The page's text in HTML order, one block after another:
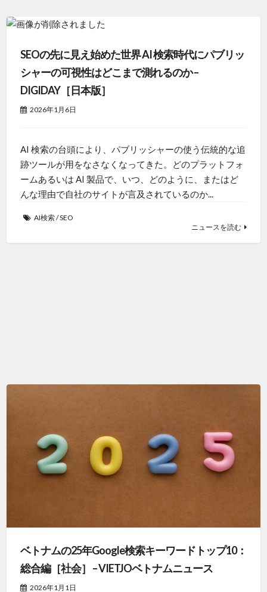
SEOの先に見え始めた世界 AI 検索時代にパブリッ
シャーの可視性はどこまで測れるのか –
DIGIDAY［日本版］
2026年1月6日
AI 検索の台頭により、パブリッシャーの使う伝統的な追
跡ツールが用をなさなくなってきた。どのプラットフォ
ームあるいは AI 製品で、いつ、どのように、またはど
んな理由で自社のサイトが言及されているのか...
AI検索/SEO
ニュースを読む
ベトナムの25年Google検索キーワードトップ10：
総合編［社会］ – VIETJOベトナムニュース
2026年1月1日